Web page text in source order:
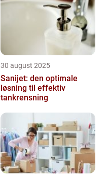
30 august 2025
Sanijet: den optimale
løsning til effektiv
tankrensning